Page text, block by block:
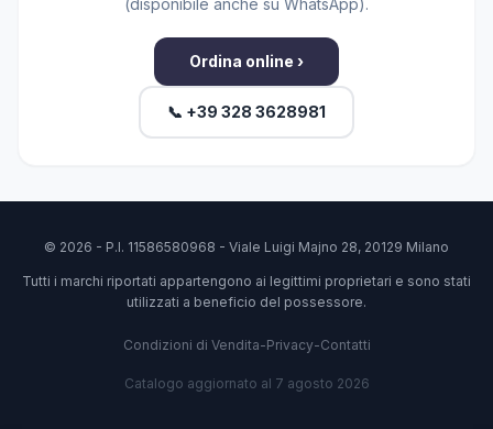
(disponibile anche su WhatsApp).
Ordina online ›
📞 +39 328 3628981
© 2026 - P.I. 11586580968 - Viale Luigi Majno 28, 20129 Milano
Tutti i marchi riportati appartengono ai legittimi proprietari e sono stati
utilizzati a beneficio del possessore.
Condizioni di Vendita-Privacy-Contatti
Catalogo aggiornato al 7 agosto 2026